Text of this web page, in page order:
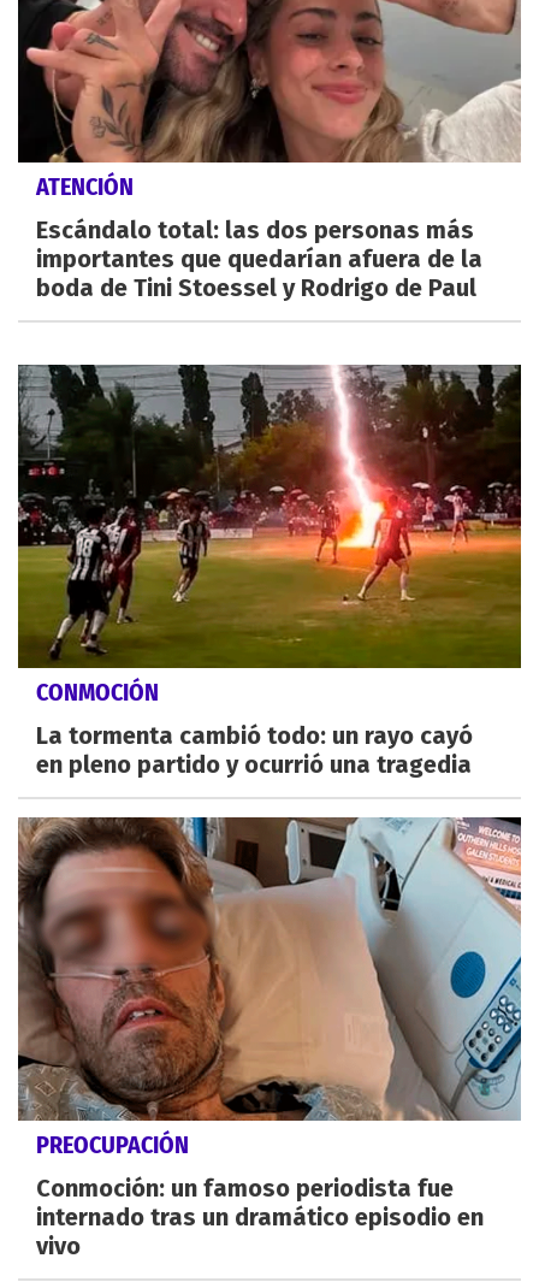
ATENCIÓN
Escándalo total: las dos personas más
importantes que quedarían afuera de la
boda de Tini Stoessel y Rodrigo de Paul
CONMOCIÓN
La tormenta cambió todo: un rayo cayó
en pleno partido y ocurrió una tragedia
PREOCUPACIÓN
Conmoción: un famoso periodista fue
internado tras un dramático episodio en
vivo